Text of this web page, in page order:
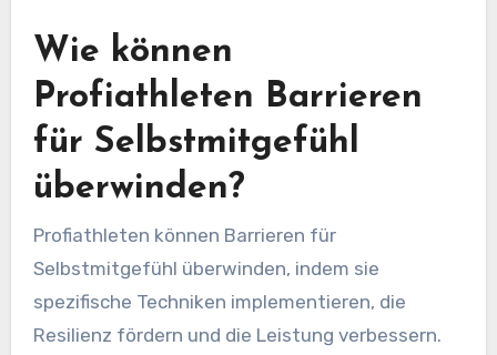
verfolgen. Diese Fortschritte tragen zu einer
verbesserten psychischen Gesundheit und
sportlichen Leistung bei.
Wie können
Profiathleten Barrieren
für Selbstmitgefühl